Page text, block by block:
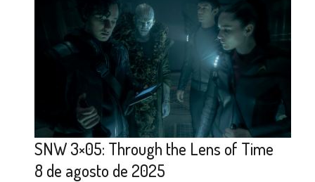
SNW 3×05: Through the Lens of Time
8 de agosto de 2025